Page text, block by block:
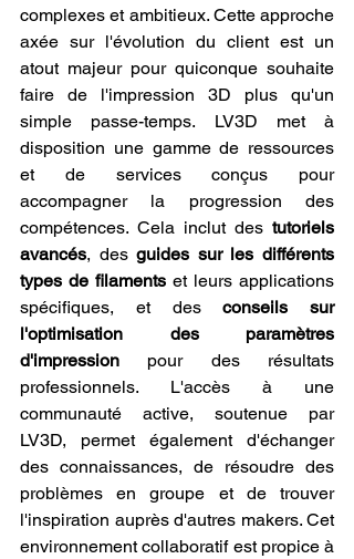
complexes et ambitieux. Cette approche
axée sur l'évolution du client est un
atout majeur pour quiconque souhaite
faire de l'impression 3D plus qu'un
simple passe-temps. LV3D met à
disposition une gamme de ressources
et de services conçus pour
accompagner la progression des
compétences. Cela inclut des tutoriels
avancés, des guides sur les différents
types de filaments et leurs applications
spécifiques, et des conseils sur
l'optimisation des paramètres
d'impression pour des résultats
professionnels. L'accès à une
communauté active, soutenue par
LV3D, permet également d'échanger
des connaissances, de résoudre des
problèmes en groupe et de trouver
l'inspiration auprès d'autres makers. Cet
environnement collaboratif est propice à